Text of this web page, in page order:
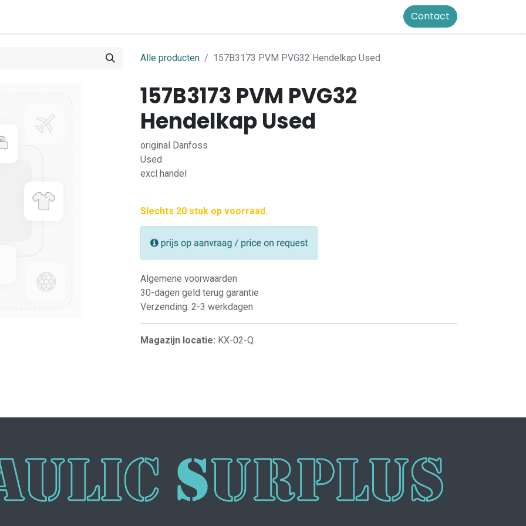
Contact
Alle producten 157B3173 PVM PVG32 Hendelkap Used
157B3173 PVM PVG32
Hendelkap Used
original Danfoss
Used
excl handel
Slechts 20 stuk op voorraad.
Algemene voorwaarden
30-dagen geld terug garantie
Verzending: 2-3 werkdagen
Magazijn locatie: KX-02-Q